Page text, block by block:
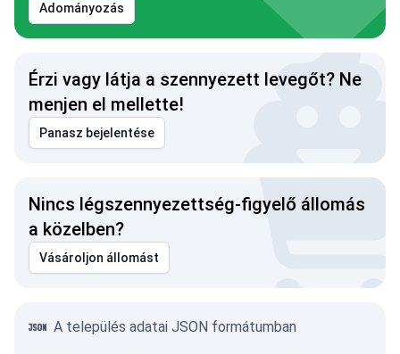
Adományozás
Érzi vagy látja a szennyezett levegőt? Ne
menjen el mellette!
Panasz bejelentése
Nincs légszennyezettség-figyelő állomás
a közelben?
Vásároljon állomást
A település adatai JSON formátumban